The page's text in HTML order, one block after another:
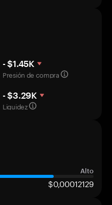
- $1.45K
Presión de compra
- $3.29K
Liquidez
Alto
$0,00012129